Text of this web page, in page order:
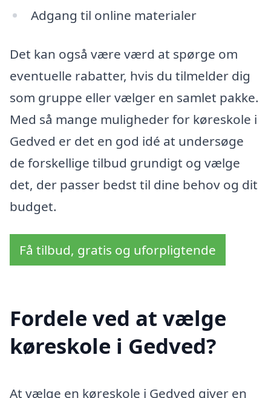
Adgang til online materialer
Det kan også være værd at spørge om
eventuelle rabatter, hvis du tilmelder dig
som gruppe eller vælger en samlet pakke.
Med så mange muligheder for køreskole i
Gedved er det en god idé at undersøge
de forskellige tilbud grundigt og vælge
det, der passer bedst til dine behov og dit
budget.
Få tilbud, gratis og uforpligtende
Fordele ved at vælge
køreskole i Gedved?
At vælge en køreskole i Gedved giver en